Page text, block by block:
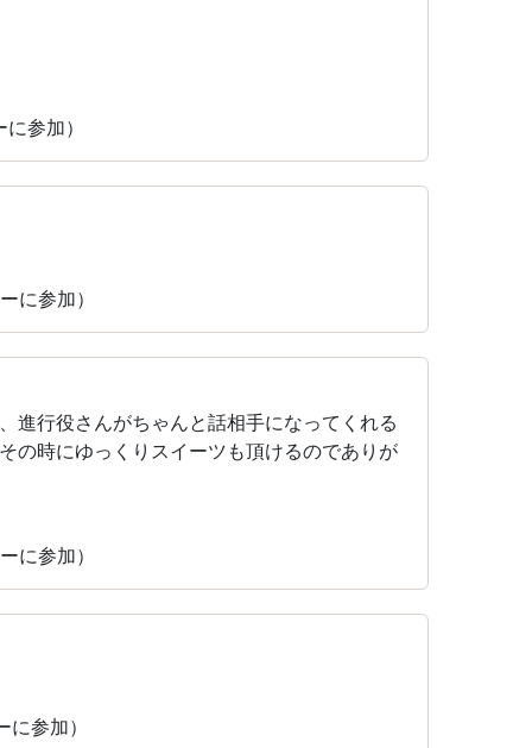
参加）
に参加）
進行役さんがちゃんと話相手になってくれる
の時にゆっくりスイーツも頂けるのでありが
に参加）
参加）